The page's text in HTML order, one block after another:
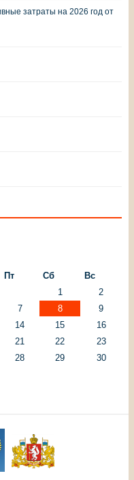
затраты на 2026 год от
Пт Сб
Вс
1
2
7 8
9
14 15
16
21 22
23
28 29
30